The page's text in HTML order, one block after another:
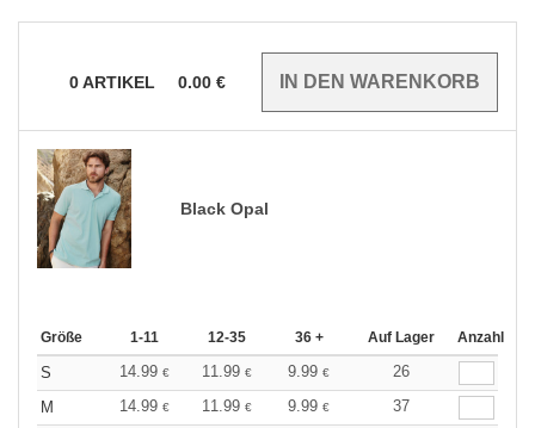
0ARTIKEL 0.00 €
Black Opal
Größe 1-11 12-35 36 + Auf Lager Anzahl
S 14.99 € 11.99 € 9.99 €
26
M
14.99 € 11.99 € 9.99 € 37